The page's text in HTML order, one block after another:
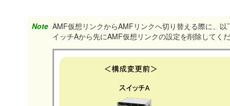
Note AMF仮想リンクからAMFリンクへ切り替える際に、
イッチAから先にAMF仮想リンクの設定を削除してく